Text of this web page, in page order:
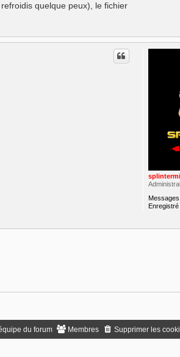
quelque peux), le fichier
Messages
Enregistré
Supprimer les
Membres
du forum